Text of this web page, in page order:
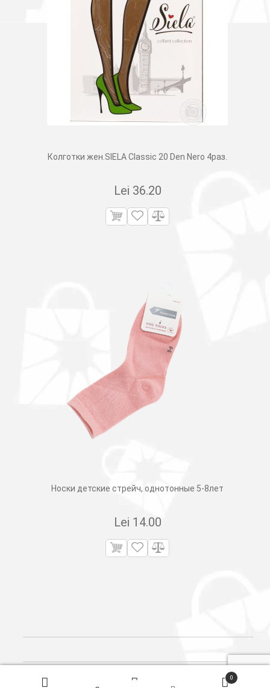
Колготки жен.SIELA Classic 20 Den Nero 4раз.
Lei 36.20
Носки детские стрейч, однотонные 5-8лет
Lei 14.00
0